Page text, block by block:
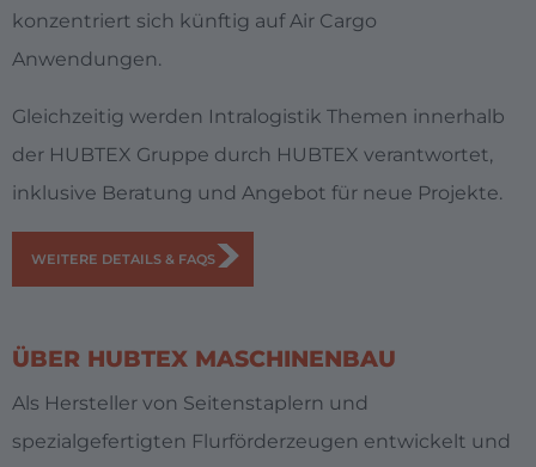
AMERICA
United States
English
MIDDLE EAST/ASIA
Japan
Japanese
konzentriert sich künftig auf Air Cargo
Anwendungen.
Gleichzeitig werden Intralogistik Themen innerhalb
der HUBTEX Gruppe durch HUBTEX verantwortet,
inklusive Beratung und Angebot für neue Projekte.
WEITERE DETAILS & FAQS
ÜBER HUBTEX MASCHINENBAU
Als Hersteller von Seitenstaplern und
spezialgefertigten Flurförderzeugen entwickelt und